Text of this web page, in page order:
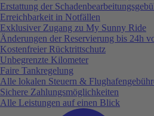
Erstattung der
Erreichbarkeit in Notfällen
Exklusiver Zugang zu My Sunny Ride
Änderungen der Reservierung bis 24h
Kostenfreier Rücktrittschutz
Unbegrenzte Kilometer
Faire Tankregelung
Alle lokalen Steuern &
Sichere Zahlungsmöglichkeiten
Alle Leistungen auf einen Blick